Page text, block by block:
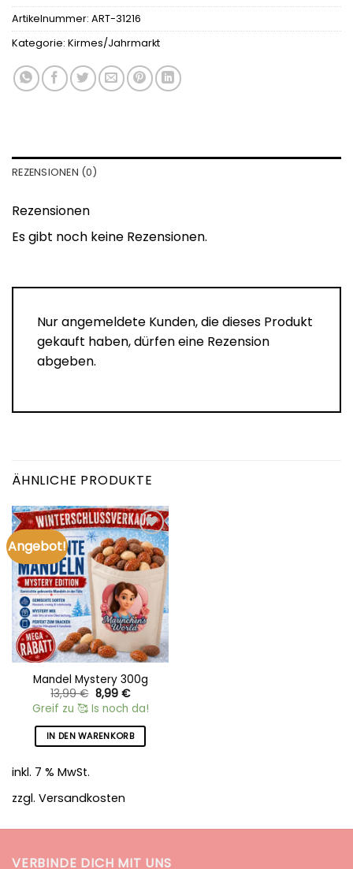
Artikelnummer: ART-31216
Kategorie: Kirmes/Jahrmarkt
REZENSIONEN (0)
Rezensionen
Es gibt noch keine Rezensionen.
Nur angemeldete Kunden, die dieses Produkt
gekauft haben, dürfen eine Rezension
abgeben.
ÄHNLICHE PRODUKTE
Angebot!
Add to
wishlist
Mandel Mystery 300g
13,99€ Ursprünglicher
Preis
war:
13,99 €
8,99 €Aktueller
Preis
ist:
8,99 €.
Greif zu 🥰 Is noch da!
IN DEN WARENKORB
inkl. 7 % MwSt.
zzgl. Versandkosten
VERBINDE DICH MIT UNS